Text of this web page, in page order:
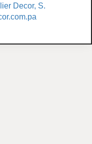
Decor, S.